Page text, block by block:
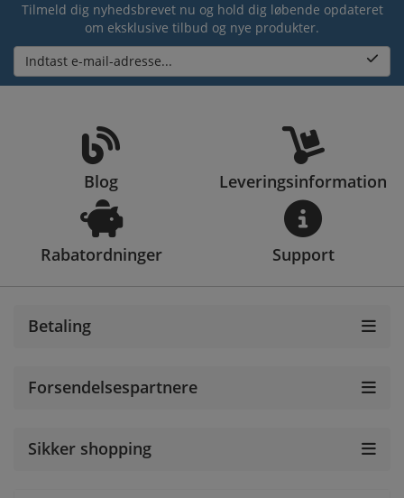
Tilmeld dig nyhedsbrevet nu og hold dig løbende opdateret
om eksklusive tilbud og nye produkter.
Indtast e-mail-adresse...
Blog Leveringsinformation
Rabatordninger Support
Betaling
Forsendelsespartnere
Sikker shopping